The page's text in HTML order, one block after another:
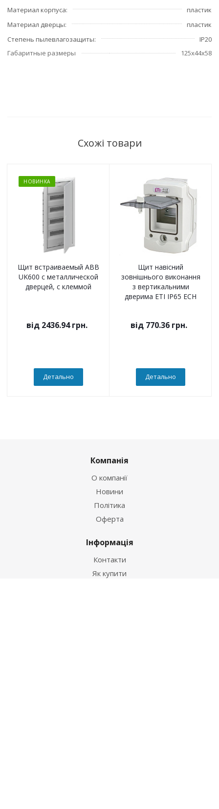
Материал корпуса
пластик
Материал дверцы
пластик
Степень пылевлагозащиты
IP20
Габаритные размеры
125х44х58
Схожі товари
НОВИНКА
Щит встраиваемый ABB
UK600 с металлической
дверцей, с клеммой
від 2436.94 грн.
Детально
Щит навісний
зовнішнього виконання
з вертикальними
дверима ETI IP65 ECH
від 770.36 грн.
Детально
Компанія
О компанії
Новини
Політика
Оферта
Інформація
Контакти
Як купити